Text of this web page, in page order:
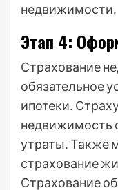
недвижимости․
Этап 4:
Страхование
обязательное
ипотеки․
недвижимость
утраты․ Также
страхование
Страхование